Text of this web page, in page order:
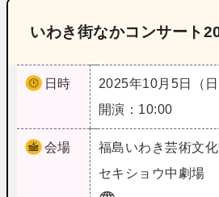
いわき街なかコンサート
日時
2025年10月5日（日
開演：10:00
会場 福島いわき芸術文
セキショウ中劇場